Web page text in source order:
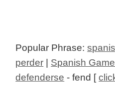
Popular Phrase:
perder | Spanish
defenderse - fend [